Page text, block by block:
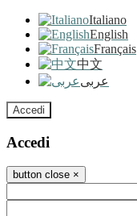
Italiano
English
Français
中文
عربى
Accedi
Accedi
button close ×